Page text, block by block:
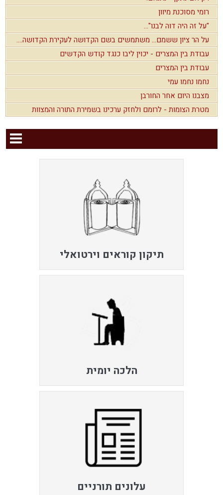
רומי מסוכנת מיוון
"על זה היה דוה לבנו"...
על הר ציון ששמם... משתמשים בשם הקדושה לעקירת הקדושה....
עבודת בין המצרים - יכוין ליבו כנגד קודש הקדשים
עבודת בין המצרים
נחמו נחמו עמי
מצבנו היום אחר החורבן
מטרת הצומות - לרומם ולחזק ערכינו בשמירת התורה והמצוות
תיקון קוראים וירטואלי
הלכה יומית
עלונים תורניים